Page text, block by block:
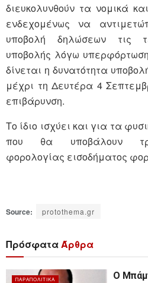
διευκολυνθούν τα νομικά
ενδεχομένως να
υποβολή δηλώσεων τις
υποβολής λόγω
δίνεται η δυνατότητα
μέχρι τη Δευτέρα 4
επιβάρυνση.
Το ίδιο ισχύει και για τα
που θα υποβάλουν
φορολογίας εισοδήματος
Source: protothema.gr
ΠρόσφαταΆρθρα
ΠΑΡΑΠΟΛΙΤΙΚΆ
Ο